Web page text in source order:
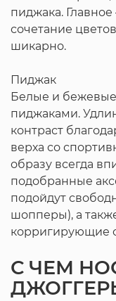
пиджака.
сочетание
шикарно.
Пиджак
Белые и бежевые
пиджаками.
контраст
верха со
образу всегда
подобранные
подойдут
шопперы), а
корригирующие
С ЧЕМ